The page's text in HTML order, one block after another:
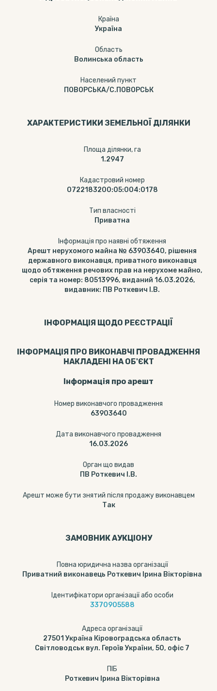
Країна
Україна
Область
Волинська область
Населений пункт
ПОВОРСЬКА/С.ПОВОРСЬК
ХАРАКТЕРИСТИКИ ЗЕМЕЛЬНОЇ ДІЛЯНКИ
Площа ділянки, га
1.2947
Кадастровий номер
0722183200:05:004:0178
Тип власності
Приватна
Інформація про наявні обтяження
Арешт нерухомого майна № 63903640, рішення
державного виконавця, приватного виконавця
щодо обтяження речових прав на нерухоме майно,
серія та номер: 80513996, виданий 16.03.2026,
видавник: ПВ Роткевич І.В.
ІНФОРМАЦІЯ ЩОДО РЕЄСТРАЦІЇ
ІНФОРМАЦІЯ ПРО ВИКОНАВЧІ ПРОВАДЖЕННЯ
НАКЛАДЕНІ НА ОБ'ЄКТ
Інформація про арешт
Номер виконавчого провадження
63903640
Дата виконавчого провадження
16.03.2026
Орган що видав
ПВ Роткевич І.В.
Арешт може бути знятий після продажу виконавцем
Так
ЗАМОВНИК АУКЦІОНУ
Повна юридична назва організації
Приватний виконавець Роткевич Ірина Вікторівна
Ідентифікатори організації або особи
3370905588
Адреса організації
27501 Україна Кіровоградська область
Світловодськ вул. Героїв України, 50, офіс 7
ПІБ
Роткевич Ірина Вікторівна